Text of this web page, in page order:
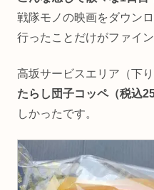
戦隊モノの映画をダウン
行ったことだけがファイン
高坂サービスエリア（下り
たらし団子コッペ（税込
しかったです。